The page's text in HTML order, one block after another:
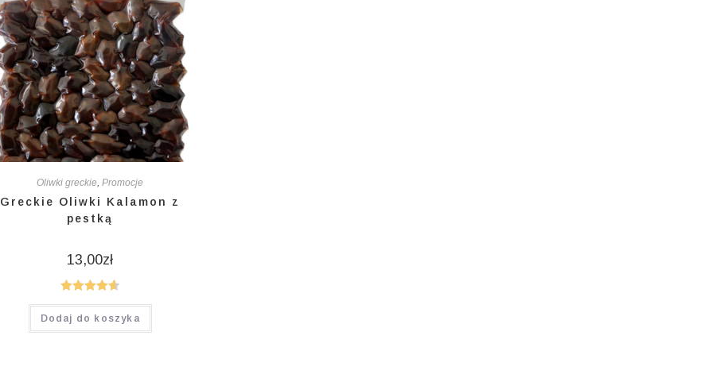
Oliwki greckie,Promocje
Greckie Oliwki Kalamon z
pestką
13,00zł
Oceniono
4.64na 5
Dodaj do koszyka